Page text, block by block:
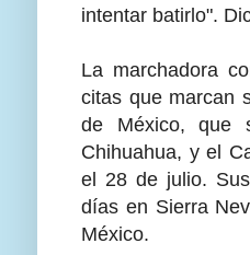
intentar batirlo".
La marchadora
citas que marcan
de México, que
Chihuahua, y el
el 28 de julio.
días en Sierra
México.